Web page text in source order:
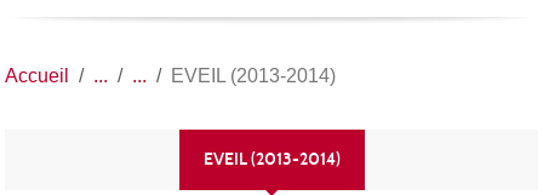
Accueil EVEIL (2013-2014)
EVEIL (2013-2014)